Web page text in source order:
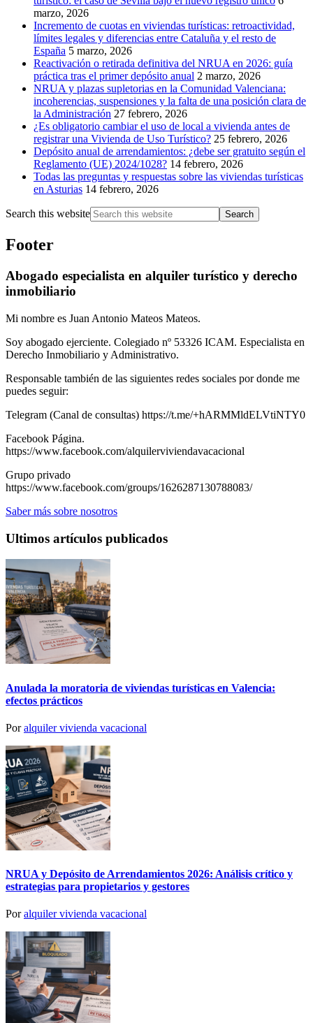
marzo, 2026
Incremento de cuotas en viviendas turísticas: retroactividad,
límites legales y diferencias entre Cataluña y el resto de
España 5 marzo, 2026
Reactivación o retirada definitiva del NRUA en 2026: guía
práctica tras el primer depósito anual 2 marzo, 2026
NRUA y plazas supletorias en la Comunidad Valenciana:
incoherencias, suspensiones y la falta de una posición clara de
la Administración 27 febrero, 2026
¿Es obligatorio cambiar el uso de local a vivienda antes de
registrar una Vivienda de Uso Turístico? 25 febrero, 2026
Depósito anual de arrendamientos: ¿debe ser gratuito según el
Reglamento (UE) 2024/1028? 14 febrero, 2026
Todas las preguntas y respuestas sobre las viviendas turísticas
en Asturias 14 febrero, 2026
Search this website
Footer
Abogado especialista en alquiler turístico y derecho
inmobiliario
Mi nombre es Juan Antonio Mateos Mateos.
Soy abogado ejerciente. Colegiado nº 53326 ICAM. Especialista en
Derecho Inmobiliario y Administrativo.
Responsable también de las siguientes redes sociales por donde me
puedes seguir:
Telegram (Canal de consultas) https://t.me/+hARMMldELVtiNTY0
Facebook Página.
https://www.facebook.com/alquilerviviendavacacional
Grupo privado
https://www.facebook.com/groups/1626287130788083/
Saber más sobre nosotros
Ultimos artículos publicados
Anulada la moratoria de viviendas turísticas en Valencia:
efectos prácticos
Poralquiler vivienda vacacional
NRUA y Depósito de Arrendamientos 2026: Análisis crítico y
estrategias para propietarios y gestores
Poralquiler vivienda vacacional